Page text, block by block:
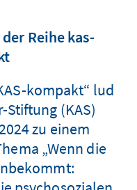
Reihe kas-
kompakt“ lud
Stiftung (KAS)
zu einem
„Wenn die